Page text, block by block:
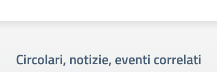
Circolari, notizie, eventi correlati